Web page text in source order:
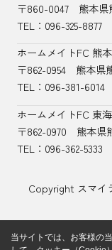
〒860-0047
熊本県
TEL： 096-325-8877
ホームメイトFC 熊
〒862-0954
熊本県
TEL：096-381-6014
ホームメイトFC 東
〒862-0970
熊本県
TEL： 096-362-5333
Copyright スマイ
当サイトでは、お客様の